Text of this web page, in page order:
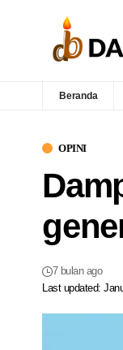
Beranda
OPINI
Last updated:
7 bulan ago